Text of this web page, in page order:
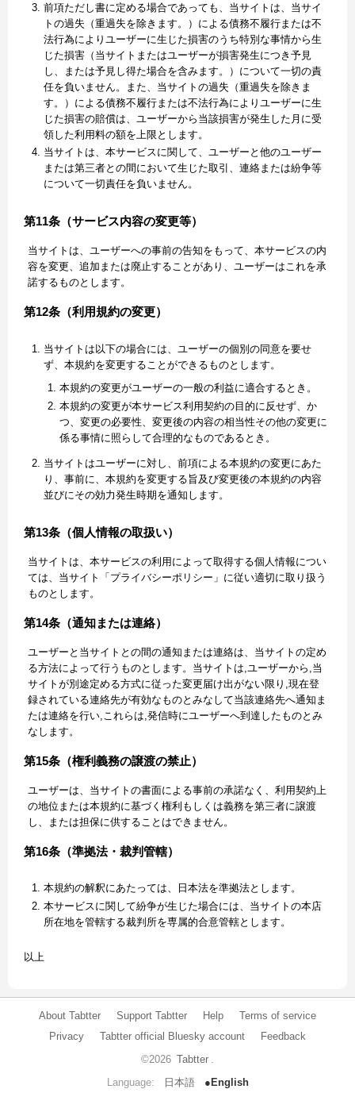
前項ただし書に定める場合であっても、当サイトは、当サイ
トの過失（重過失を除きます。）による債務不履行または不
法行為によりユーザーに生じた損害のうち特別な事情から生
じた損害（当サイトまたはユーザーが損害発生につき予見
し、または予見し得た場合を含みます。）について一切の責
任を負いません。また、当サイトの過失（重過失を除きま
す。）による債務不履行または不法行為によりユーザーに生
じた損害の賠償は、ユーザーから当該損害が発生した月に受
領した利用料の額を上限とします。
当サイトは、本サービスに関して、ユーザーと他のユーザー
または第三者との間において生じた取引、連絡または紛争等
について一切責任を負いません。
第11条（サービス内容の変更等）
当サイトは、ユーザーへの事前の告知をもって、本サービスの内
容を変更、追加または廃止することがあり、ユーザーはこれを承
諾するものとします。
第12条（利用規約の変更）
当サイトは以下の場合には、ユーザーの個別の同意を要せ
ず、本規約を変更することができるものとします。
本規約の変更がユーザーの一般の利益に適合するとき。
本規約の変更が本サービス利用契約の目的に反せず、か
つ、変更の必要性、変更後の内容の相当性その他の変更に
係る事情に照らして合理的なものであるとき。
当サイトはユーザーに対し、前項による本規約の変更にあた
り、事前に、本規約を変更する旨及び変更後の本規約の内容
並びにその効力発生時期を通知します。
第13条（個人情報の取扱い）
当サイトは、本サービスの利用によって取得する個人情報につい
ては、当サイト「プライバシーポリシー」に従い適切に取り扱う
ものとします。
第14条（通知または連絡）
ユーザーと当サイトとの間の通知または連絡は、当サイトの定め
る方法によって行うものとします。当サイトは,ユーザーから,当
サイトが別途定める方式に従った変更届け出がない限り,現在登
録されている連絡先が有効なものとみなして当該連絡先へ通知ま
たは連絡を行い,これらは,発信時にユーザーへ到達したものとみ
なします。
第15条（権利義務の譲渡の禁止）
ユーザーは、当サイトの書面による事前の承諾なく、利用契約上
の地位または本規約に基づく権利もしくは義務を第三者に譲渡
し、または担保に供することはできません。
第16条（準拠法・裁判管轄）
本規約の解釈にあたっては、日本法を準拠法とします。
本サービスに関して紛争が生じた場合には、当サイトの本店
所在地を管轄する裁判所を専属的合意管轄とします。
以上
About Tabtter Support Tabtter Help
Terms of service
Privacy
Tabtter official Bluesky account
Feedback
©2026 Tabtter .
Language:
日本語 ●English